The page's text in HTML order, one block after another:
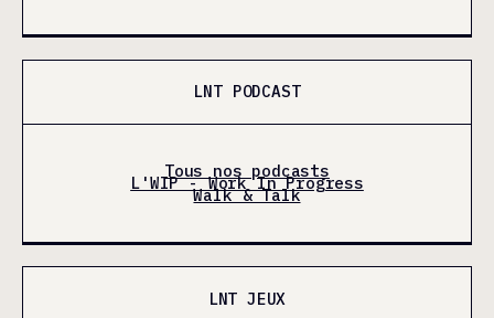
LNT PODCAST
Tous nos podcasts
L'WIP - Work In Progress
Walk & Talk
LNT JEUX